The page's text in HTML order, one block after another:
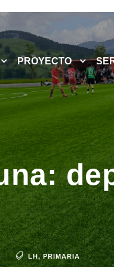
PROYECTO
LH, PRIMARIA